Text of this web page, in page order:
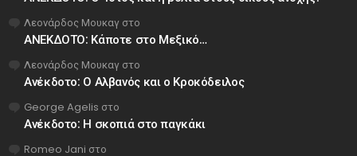
Λεονάρδος Μουκαγ στο
ΑΝΕΚΔΟΤΟ: Κάποτε στο Μεξικό…
Λεονάρδος Μουκαγ στο
Ανέκδοτο: Ο Αλβανός και ο Κροκόδειλος
George Agelis στο
Ανέκδοτο: Η σκοπιά στο παγκάκι
Romeo Jani στο